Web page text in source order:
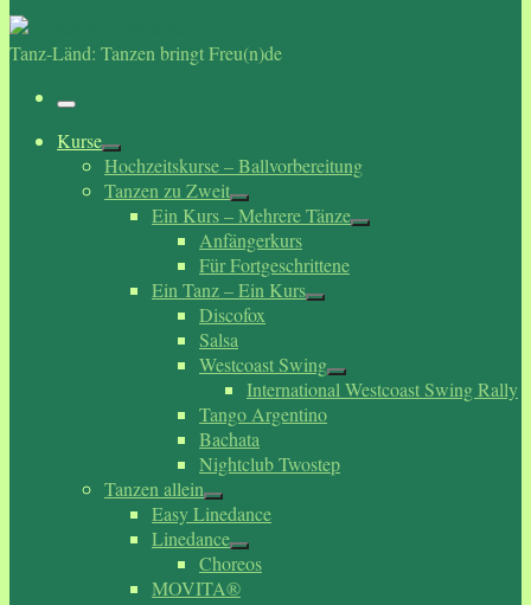
Tanz-Länd: Tanzen bringt Freu(n)de
Menü
Kurse
Hochzeitskurse – Ballvorbereitung
Tanzen zu Zweit
Ein Kurs – Mehrere Tänze
Anfängerkurs
Für Fortgeschrittene
Ein Tanz – Ein Kurs
Discofox
Salsa
Westcoast Swing
International Westcoast Swing Rally
Tango Argentino
Bachata
Nightclub Twostep
Tanzen allein
Easy Linedance
Linedance
Choreos
MOVITA®